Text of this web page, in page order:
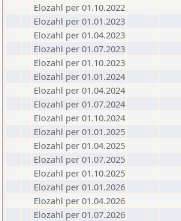
Elozahl per 01.10.2022
Elozahl per 01.01.2023
Elozahl per 01.04.2023
Elozahl per 01.07.2023
Elozahl per 01.10.2023
Elozahl per 01.01.2024
Elozahl per 01.04.2024
Elozahl per 01.07.2024
Elozahl per 01.10.2024
Elozahl per 01.01.2025
Elozahl per 01.04.2025
Elozahl per 01.07.2025
Elozahl per 01.10.2025
Elozahl per 01.01.2026
Elozahl per 01.04.2026
Elozahl per 01.07.2026